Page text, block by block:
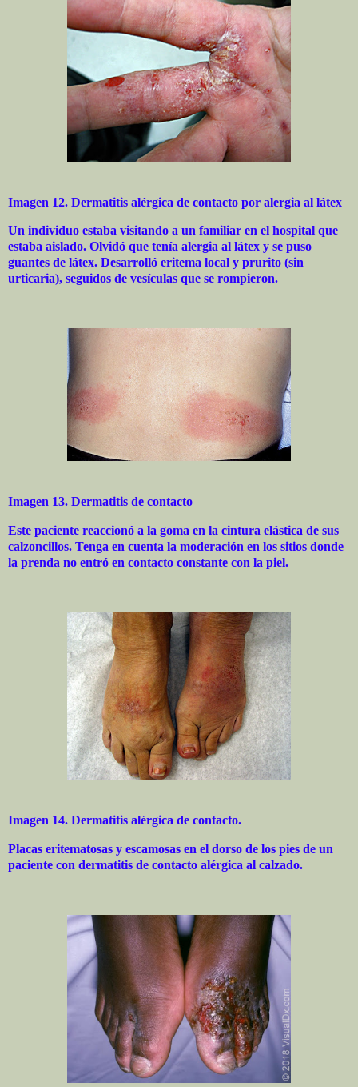
Imagen 12. Dermatitis alérgica de contacto por alergia al látex
Un individuo estaba visitando a un familiar en el hospital que
estaba aislado. Olvidó que tenía alergia al látex y se puso
guantes de látex. Desarrolló eritema local y prurito (sin
urticaria), seguidos de vesículas que se rompieron.
Imagen 13. Dermatitis de contacto
Este paciente reaccionó a la goma en la cintura elástica de sus
calzoncillos. Tenga en cuenta la moderación en los sitios donde
la prenda no entró en contacto constante con la piel.
Imagen 14. Dermatitis alérgica de contacto.
Placas eritematosas y escamosas en el dorso de los pies de un
paciente con dermatitis de contacto alérgica al calzado.